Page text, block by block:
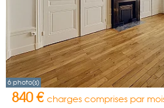
6 photo(s)
840 € charges comprises par